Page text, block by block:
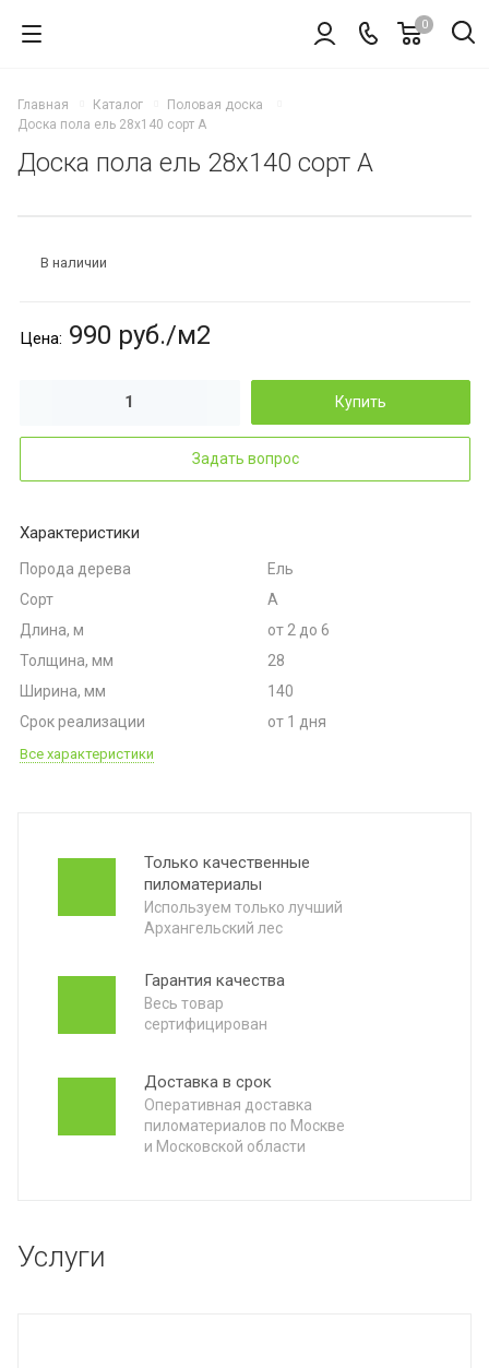
0
сухой
брус
Главная Каталог
Половая доска
Доска пола ель 28x140 сорт А
Доска пола ель 28x140 сорт А
В наличии
Цена: 990 руб./м2
Купить
Задать вопрос
Характеристики
Порода дерева
Ель
Сорт
А
Длина, м
от 2 до 6
Толщина, мм
28
Ширина, мм
140
Срок реализации
от 1 дня
Все характеристики
Только качественные
пиломатериалы
Используем только лучший
Архангельский лес
Гарантия качества
Весь товар
сертифицирован
Доставка в срок
Оперативная доставка
пиломатериалов по Москве
и Московской области
Услуги